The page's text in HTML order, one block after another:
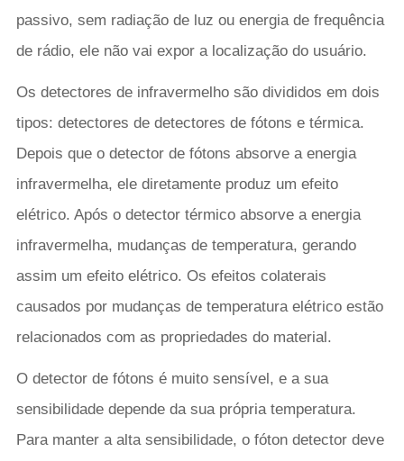
passivo, sem radiação de luz ou energia de frequência
de rádio, ele não vai expor a localização do usuário.
Os detectores de infravermelho são divididos em dois
tipos: detectores de detectores de fótons e térmica.
Depois que o detector de fótons absorve a energia
infravermelha, ele diretamente produz um efeito
elétrico. Após o detector térmico absorve a energia
infravermelha, mudanças de temperatura, gerando
assim um efeito elétrico. Os efeitos colaterais
causados por mudanças de temperatura elétrico estão
relacionados com as propriedades do material.
O detector de fótons é muito sensível, e a sua
sensibilidade depende da sua própria temperatura.
Para manter a alta sensibilidade, o fóton detector deve